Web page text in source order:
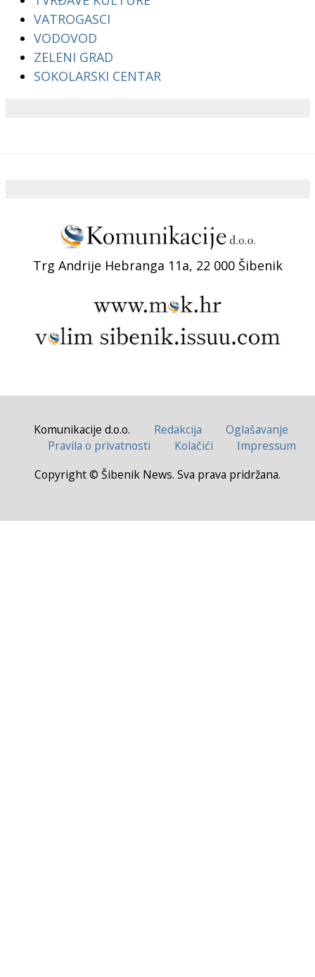
VATROGASCI
VODOVOD
ZELENI GRAD
SOKOLARSKI CENTAR
Trg Andrije Hebranga 11a, 22 000 Šibenik
Komunikacije d.o.o. Redakcija
Oglašavanje
Pravila o privatnosti
Kolačići
Impressum
Copyright © Šibenik News. Sva prava pridržana.